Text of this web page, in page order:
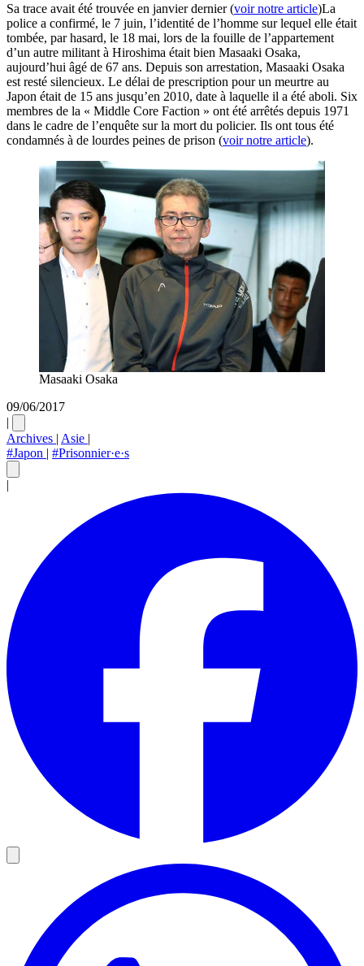
Sa trace avait été trouvée en janvier dernier (voir notre article)La
police a confirmé, le 7 juin, l’identité de l’homme sur lequel elle était
tombée, par hasard, le 18 mai, lors de la fouille de l’appartement
d’un autre militant à Hiroshima était bien Masaaki Osaka,
aujourd’hui âgé de 67 ans. Depuis son arrestation, Masaaki Osaka
est resté silencieux. Le délai de prescription pour un meurtre au
Japon était de 15 ans jusqu’en 2010, date à laquelle il a été aboli. Six
membres de la « Middle Core Faction » ont été arrêtés depuis 1971
dans le cadre de l’enquête sur la mort du policier. Ils ont tous été
condamnés à de lourdes peines de prison (voir notre article).
Masaaki Osaka
09/06/2017
|
Archives | Asie |
#Japon | #Prisonnier·e·s
|